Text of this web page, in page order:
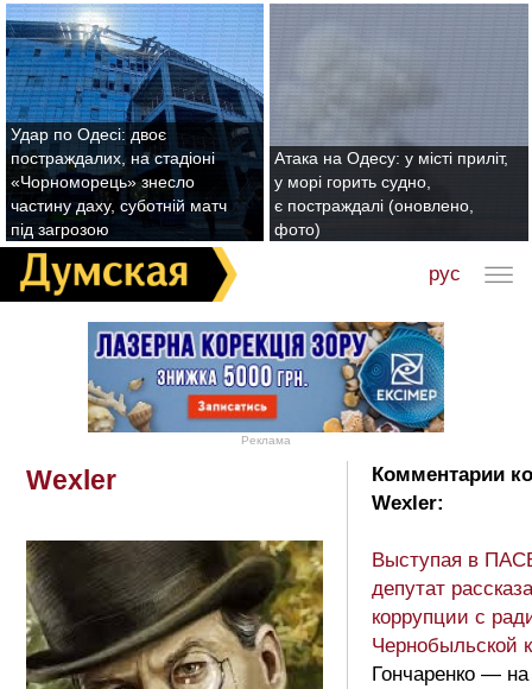
Удар по Одесі: двоє
постраждалих, на стадіоні
«Чорноморець» знесло
частину даху, суботній матч
під загрозою
Атака на Одесу: у місті приліт,
у морі горить судно,
є постраждалі (оновлено,
фото)
рус
Реклама
Wexler
Комментарии
Wexler:
Выступая в
депутат
коррупции с
Чернобыльской
Гончаренко —